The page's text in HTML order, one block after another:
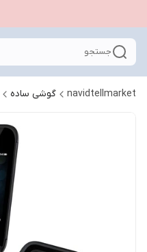
جستجو
navidtellmarket گوشی ساده